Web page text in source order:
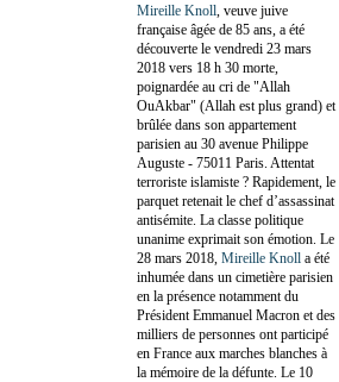
Mireille Knoll , veuve juive
française âgée de 85 ans, a été
découverte le vendredi 23 mars
2018 vers 18 h 30 morte,
poignardée au cri de "Allah
OuAkbar" (Allah est plus grand) et
brûlée dans son appartement
parisien au 30 avenue Philippe
Auguste - 75011 Paris. Attentat
terroriste islamiste ? Rapidement, le
parquet retenait le chef d’assassinat
antisémite. La classe politique
unanime exprimait son émotion. Le
28 mars 2018, Mireille Knoll a été
inhumée dans un cimetière parisien
en la présence notamment du
Président Emmanuel Macron et des
milliers de personnes ont participé
en France aux marches blanches à
la mémoire de la défunte. Le 10